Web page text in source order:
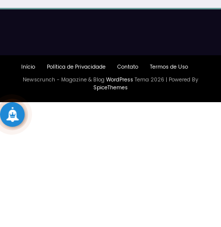
Início Política de Privacidade Contato
Termos de Uso
Newscrunch - Magazine & Blog WordPress Tema 2026 | Powered By
SpiceThemes